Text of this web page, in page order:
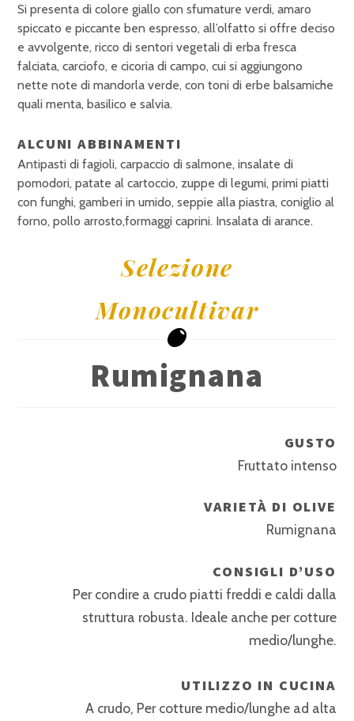
Si presenta di colore giallo con sfumature verdi, amaro
spiccato e piccante ben espresso, all’olfatto si offre deciso
e avvolgente, ricco di sentori vegetali di erba fresca
falciata, carciofo, e cicoria di campo, cui si aggiungono
nette note di mandorla verde, con toni di erbe balsamiche
quali menta, basilico e salvia.
ALCUNI ABBINAMENTI
Antipasti di fagioli, carpaccio di salmone, insalate di
pomodori, patate al cartoccio, zuppe di legumi, primi piatti
con funghi, gamberi in umido, seppie alla piastra, coniglio al
forno, pollo arrosto,formaggi caprini. Insalata di arance.
Selezione
Monocultivar
Rumignana
GUSTO
Fruttato intenso
VARIETÀ DI OLIVE
Rumignana
CONSIGLI D’USO
Per condire a crudo piatti freddi e caldi dalla
struttura robusta. Ideale anche per cotture
medio/lunghe.
UTILIZZO IN CUCINA
A crudo, Per cotture medio/lunghe ad alta